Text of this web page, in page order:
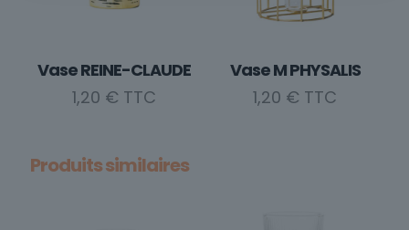
Vase REINE-CLAUDE
1,20 €
Vase M PHYSALIS
1,20 €
Produits similaires